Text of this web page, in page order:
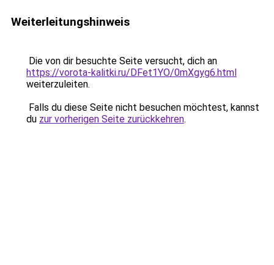
Weiterleitungshinweis
Die von dir besuchte Seite versucht, dich an
https://vorota-kalitki.ru/DFet1YO/0mXgyg6.html
weiterzuleiten.
Falls du diese Seite nicht besuchen möchtest, kannst
du zur vorherigen Seite zurückkehren.